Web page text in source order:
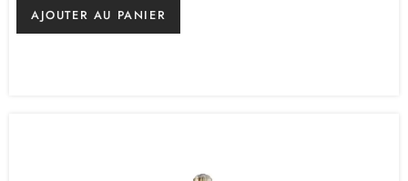
AJOUTER AU PANIER